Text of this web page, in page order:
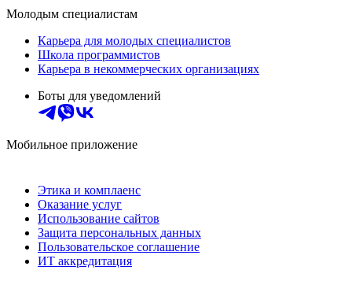
Молодым специалистам
Карьера для молодых специалистов
Школа программистов
Карьера в некоммерческих организациях
Боты для уведомлений
Мобильное приложение
Этика и комплаенс
Оказание услуг
Использование сайтов
Защита персональных данных
Пользовательское соглашение
ИТ аккредитация